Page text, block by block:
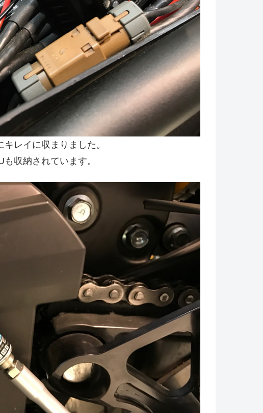
レイに収まりました。
収納されています。